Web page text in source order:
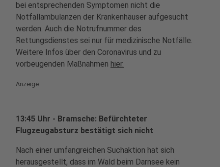
bei entsprechenden Symptomen nicht die
Notfallambulanzen der Krankenhäuser aufgesucht
werden. Auch die Notrufnummer des
Rettungsdienstes sei nur für medizinische Notfälle.
Weitere Infos über den Coronavirus und zu
vorbeugenden Maßnahmen hier.
Anzeige
13:45 Uhr - Bramsche: Befürchteter
Flugzeugabsturz bestätigt sich nicht
Nach einer umfangreichen Suchaktion hat sich
herausgestellt, dass im Wald beim Darnsee kein